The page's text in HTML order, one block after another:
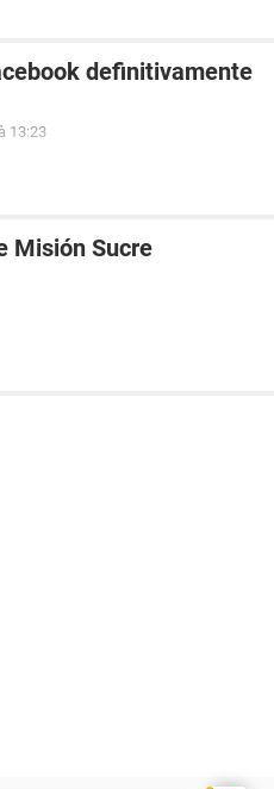
definitivamente
13:23
Misión Sucre